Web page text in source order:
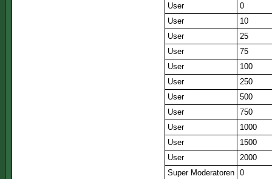
User
0
User
10
User
25
User
75
User
100
User
250
User
500
User
750
User
1000
User
1500
User
2000
Super Moderatoren 0